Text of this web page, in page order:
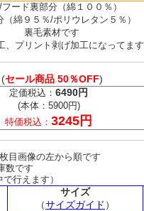
ード裏部分（綿１００％）
（綿９５％/ポリウレタン５％）
裏毛素材です
、プリント剥げ加工になってます
(セール商品 50％OFF)
定価税込： 6490円
(本体：5900円)
特価税込： 3245円
目画像の左から順です
数です
行えます）
サイズ
（サイズガイド ）